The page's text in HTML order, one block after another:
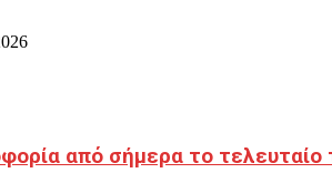
από σήμερα το τελευταίο